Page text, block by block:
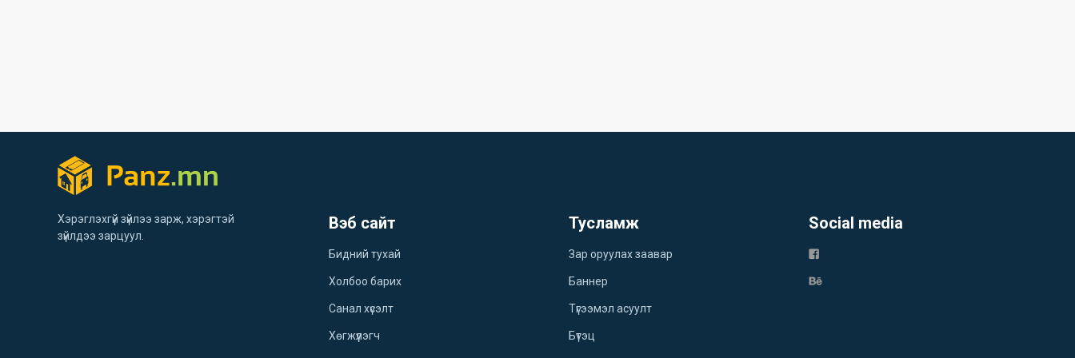
Хэрэглэхгүй зүйлээ зарж, хэрэгтэй
зүйлдээ зарцуул.
Вэб сайт
Бидний тухай
Холбоо барих
Санал хүсэлт
Хөгжүүлэгч
Тусламж
Зар оруулах заавар
Баннер
Түгээмэл асуулт
Бүтэц
Social media